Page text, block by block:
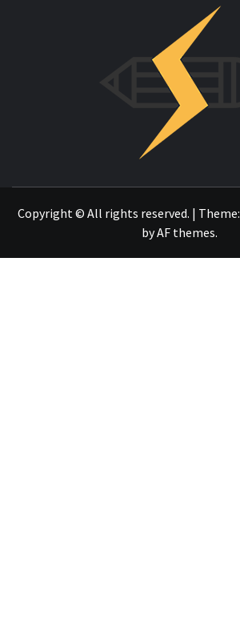
Copyright © All rights reserved. | Theme:
byAF themes.